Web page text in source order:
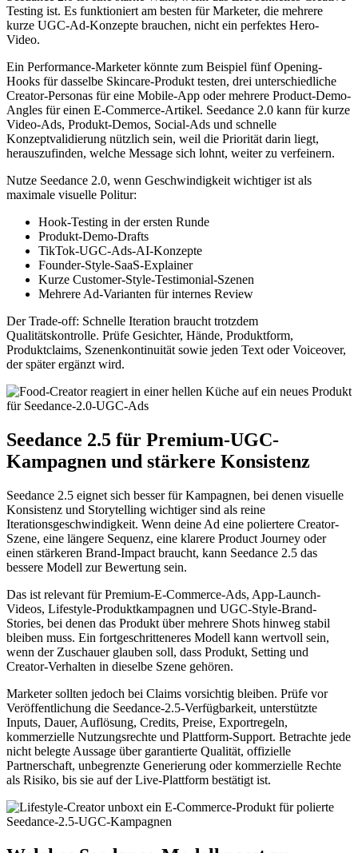
Testing ist. Es funktioniert am besten für Marketer, die mehrere
kurze UGC-Ad-Konzepte brauchen, nicht ein perfektes Hero-
Video.
Ein Performance-Marketer könnte zum Beispiel fünf Opening-
Hooks für dasselbe Skincare-Produkt testen, drei unterschiedliche
Creator-Personas für eine Mobile-App oder mehrere Product-Demo-
Angles für einen E-Commerce-Artikel. Seedance 2.0 kann für kurze
Video-Ads, Produkt-Demos, Social-Ads und schnelle
Konzeptvalidierung nützlich sein, weil die Priorität darin liegt,
herauszufinden, welche Message sich lohnt, weiter zu verfeinern.
Nutze Seedance 2.0, wenn Geschwindigkeit wichtiger ist als
maximale visuelle Politur:
Hook-Testing in der ersten Runde
Produkt-Demo-Drafts
TikTok-UGC-Ads-AI-Konzepte
Founder-Style-SaaS-Explainer
Kurze Customer-Style-Testimonial-Szenen
Mehrere Ad-Varianten für internes Review
Der Trade-off: Schnelle Iteration braucht trotzdem
Qualitätskontrolle. Prüfe Gesichter, Hände, Produktform,
Produktclaims, Szenenkontinuität sowie jeden Text oder Voiceover,
der später ergänzt wird.
Seedance 2.5 für Premium-UGC-
Kampagnen und stärkere Konsistenz
Seedance 2.5 eignet sich besser für Kampagnen, bei denen visuelle
Konsistenz und Storytelling wichtiger sind als reine
Iterationsgeschwindigkeit. Wenn deine Ad eine poliertere Creator-
Szene, eine längere Sequenz, eine klarere Product Journey oder
einen stärkeren Brand-Impact braucht, kann Seedance 2.5 das
bessere Modell zur Bewertung sein.
Das ist relevant für Premium-E-Commerce-Ads, App-Launch-
Videos, Lifestyle-Produktkampagnen und UGC-Style-Brand-
Stories, bei denen das Produkt über mehrere Shots hinweg stabil
bleiben muss. Ein fortgeschritteneres Modell kann wertvoll sein,
wenn der Zuschauer glauben soll, dass Produkt, Setting und
Creator-Verhalten in dieselbe Szene gehören.
Marketer sollten jedoch bei Claims vorsichtig bleiben. Prüfe vor
Veröffentlichung die Seedance-2.5-Verfügbarkeit, unterstützte
Inputs, Dauer, Auflösung, Credits, Preise, Exportregeln,
kommerzielle Nutzungsrechte und Plattform-Support. Betrachte jede
nicht belegte Aussage über garantierte Qualität, offizielle
Partnerschaft, unbegrenzte Generierung oder kommerzielle Rechte
als Risiko, bis sie auf der Live-Plattform bestätigt ist.